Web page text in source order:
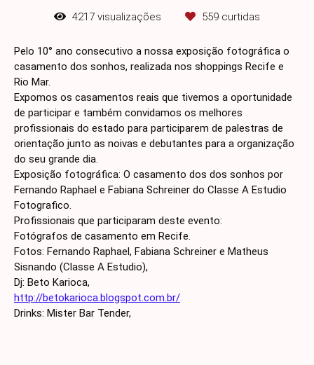
4217 visualizações 559 curtidas
Pelo 10° ano consecutivo a nossa exposição fotográfica o
casamento dos sonhos, realizada nos shoppings Recife e
Rio Mar.
Expomos os casamentos reais que tivemos a oportunidade
de participar e também convidamos os melhores
profissionais do estado para participarem de palestras de
orientação junto as noivas e debutantes para a organização
do seu grande dia.
Exposição fotográfica: O casamento dos dos sonhos por
Fernando Raphael e Fabiana Schreiner do Classe A Estudio
Fotografico.
Profissionais que participaram deste evento:
Fotógrafos de casamento em Recife.
Fotos: Fernando Raphael, Fabiana Schreiner e Matheus
Sisnando (Classe A Estudio),
Dj: Beto Karioca,
http://betokarioca.blogspot.com.br/
Drinks: Mister Bar Tender,